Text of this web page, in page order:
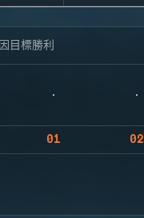
因目標勝利
01 02